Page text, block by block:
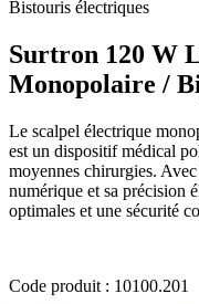
Bistouris électriques
Surtron 120 W
Monopolaire /
Le scalpel électrique
est un dispositif médical
moyennes chirurgies.
numérique et sa précision
optimales et une sécurité
Code produit : 10100.201